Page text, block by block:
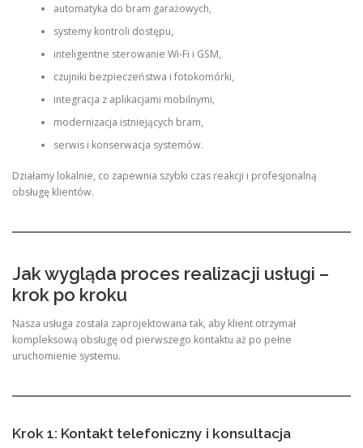
automatyka do bram garażowych,
systemy kontroli dostępu,
inteligentne sterowanie Wi-Fi i GSM,
czujniki bezpieczeństwa i fotokomórki,
integracja z aplikacjami mobilnymi,
modernizacja istniejących bram,
serwis i konserwacja systemów.
Działamy lokalnie, co zapewnia szybki czas reakcji i profesjonalną
obsługę klientów.
Jak wygląda proces realizacji usługi –
krok po kroku
Nasza usługa została zaprojektowana tak, aby klient otrzymał
kompleksową obsługę od pierwszego kontaktu aż po pełne
uruchomienie systemu.
Krok 1: Kontakt telefoniczny i konsultacja